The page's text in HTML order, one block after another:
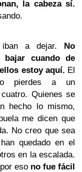
la cabeza sí.
iban a dejar. No
cuando de
estoy aquí. El
pierdes a un
Quienes se
hecho lo mismo,
me dicen que
No creo que sea
quedado en el
en la escalada.
esono fue fácil